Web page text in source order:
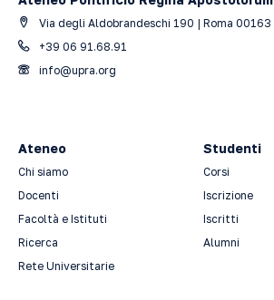
Via degli Aldobrandeschi 190 | Roma 00163
+39 06 91.68.91
info@upra.org
Ateneo
Chi siamo
Docenti
Facoltà e Istituti
Ricerca
Rete Universitarie
Studenti
Corsi
Iscrizione
Iscritti
Alumni